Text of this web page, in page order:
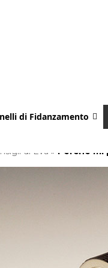
di Fidanzamento
di Eva » Perchè mi